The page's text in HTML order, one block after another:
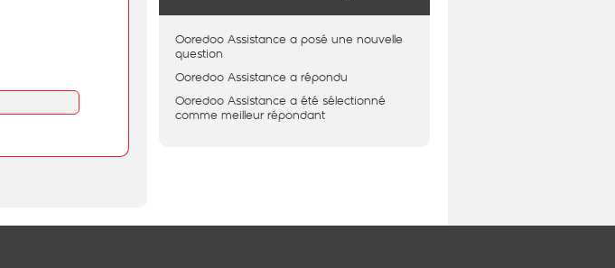
Ooredoo Assistance a posé une nouvelle
question
Ooredoo Assistance a répondu
Ooredoo Assistance a été sélectionné
comme meilleur répondant